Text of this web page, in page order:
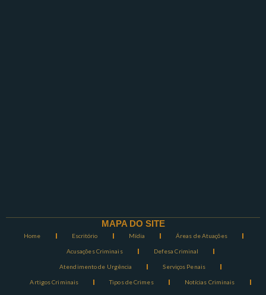
MAPA DO SITE
Home Escritório Mídia Áreas de Atuações
Acusações Criminais Defesa Criminal
Atendimento de Urgência Serviços Penais
Artigos Criminais Tipos de Crimes Notícias Criminais